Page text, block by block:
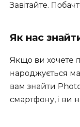
Завітайте.
Як нас
Якщо ви хочете
народжується
вам знайти
смартфону, і ви